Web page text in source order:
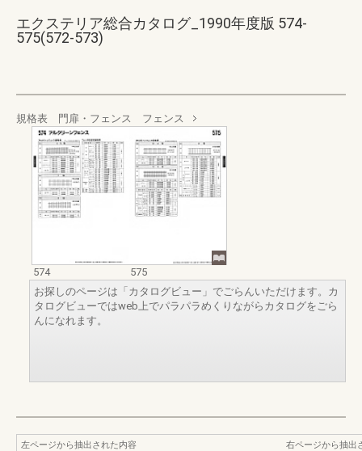
エクステリア総合カタログ_1990年度版 574-
575(572-573)
規格表 門扉・フェンス フェンス
574
575
お探しのページは「カタログビュー」でごらんいただけます。カ
タログビューではweb上でパラパラめくりながらカタログをごら
んになれます。
左ページから抽出された内容
右ページから抽出